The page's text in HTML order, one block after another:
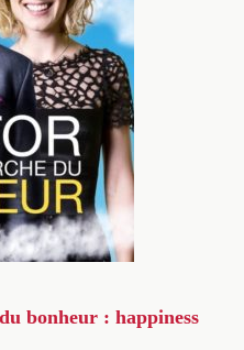
bonheur : happiness